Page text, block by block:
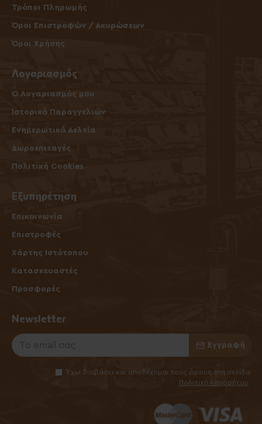
Τρόποι Πληρωμής
Όροι Επιστροφών / Ακυρώσεων
Όροι Χρήσης
Λογαριασμός
O Λογαριασμός μου
Ιστορικό Παραγγελιών
Ενημερωτικά Δελτία
Δωροεπιταγές
Πολιτική Cookies
Εξυπηρέτηση
Επικοινωνία
Επιστροφές
Χάρτης Ιστότοπου
Κατασκευαστές
Προσφορές
Newsletter
Εγγραφή
Έχω διαβάσει και αποδέχομαι τους όρους στη σελίδα
Πολιτική Απορρήτου